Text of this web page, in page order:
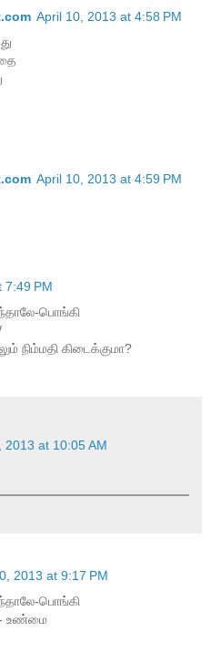
April 10, 2013 at 4:58 PM
April 10, 2013 at 4:59 PM
7:49 PM
பொங்கி
நிம்மதி கிடைக்குமா?
2013 at 10:05 AM
2013 at 9:17 PM
பொங்கி
- உண்மை